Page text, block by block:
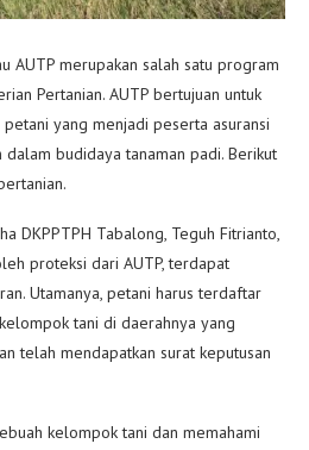
AUTP merupakan salah satu program
Pertanian. AUTP bertujuan untuk
yang menjadi peserta asuransi
budidaya tanaman padi. Berikut
DKPPTPH Tabalong, Teguh Fitrianto,
proteksi dari AUTP, terdapat
Utamanya, petani harus terdaftar
tani di daerahnya yang
telah mendapatkan surat keputusan
kelompok tani dan memahami